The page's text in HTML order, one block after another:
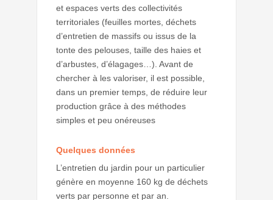
et espaces verts des collectivités
territoriales (feuilles mortes, déchets
d’entretien de massifs ou issus de la
tonte des pelouses, taille des haies et
d’arbustes, d’élagages…). Avant de
chercher à les valoriser, il est possible,
dans un premier temps, de réduire leur
production grâce à des méthodes
simples et peu onéreuses
Quelques données
L’entretien du jardin pour un particulier
génère en moyenne 160 kg de déchets
verts par personne et par an.